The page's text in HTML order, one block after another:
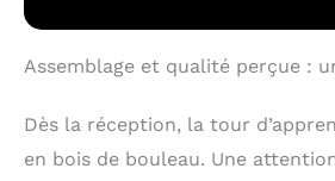
Assemblage et qualité perçue :
Dès la réception, la tour
en bois de bouleau. Une